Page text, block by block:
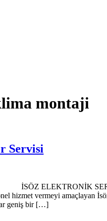
montaji
Servisi
ELEKTRONİK
hizmet vermeyi amaçlayan
geniş bir […]